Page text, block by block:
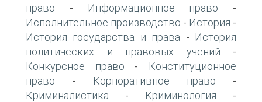
право - Информационное право -
Исполнительное производство - История -
История государства и права -
История
политических и правовых учений -
Конкурсное право -
Конституционное
право - Корпоративное право -
Криминалистика - Криминология -